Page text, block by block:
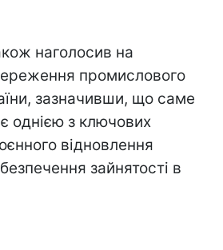
наголосив на
промислового
зазначивши, що саме
однією з ключових
відновлення
зайнятості в